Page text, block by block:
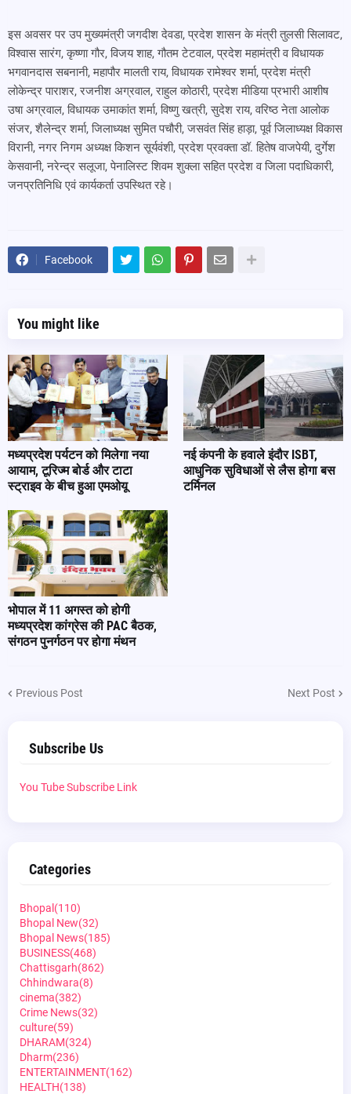
इस अवसर पर उप मुख्यमंत्री जगदीश देवडा, प्रदेश शासन के मंत्री तुलसी सिलावट,
विश्वास सारंग, कृष्णा गौर, विजय शाह, गौतम टेटवाल, प्रदेश महामंत्री व विधायक
भगवानदास सबनानी, महापौर मालती राय, विधायक रामेश्वर शर्मा, प्रदेश मंत्री
लोकेन्द्र पाराशर, रजनीश अग्रवाल, राहुल कोठारी, प्रदेश मीडिया प्रभारी आशीष
उषा अग्रवाल, विधायक उमाकांत शर्मा, विष्णु खत्री, सुदेश राय, वरिष्ठ नेता आलोक
संजर, शैलेन्द्र शर्मा, जिलाध्यक्ष सुमित पचौरी, जसवंत सिंह हाड़ा, पूर्व जिलाध्यक्ष विकास
विरानी, नगर निगम अध्यक्ष किशन सूर्यवंशी, प्रदेश प्रवक्ता डॉ. हितेष वाजपेयी, दुर्गेश
केसवानी, नरेन्द्र सलूजा, पेनालिस्ट शिवम शुक्ला सहित प्रदेश व जिला पदाधिकारी,
जनप्रतिनिधि एवं कार्यकर्ता उपस्थित रहे।
Facebook
You might like
मध्यप्रदेश पर्यटन को मिलेगा नया
आयाम, टूरिज्म बोर्ड और टाटा
स्ट्राइव के बीच हुआ एमओयू
नई कंपनी के हवाले इंदौर ISBT,
आधुनिक सुविधाओं से लैस होगा बस
टर्मिनल
भोपाल में 11 अगस्त को होगी
मध्यप्रदेश कांग्रेस की PAC बैठक,
संगठन पुनर्गठन पर होगा मंथन
Previous Post Next Post
Subscribe Us
You Tube Subscribe Link
Categories
Bhopal (110)
Bhopal New(32)
Bhopal News(185)
BUSINESS(468)
Chattisgarh(862)
Chhindwara(8)
cinema(382)
Crime News(32)
culture(59)
DHARAM(324)
Dharm(236)
ENTERTAINMENT(162)
HEALTH(138)